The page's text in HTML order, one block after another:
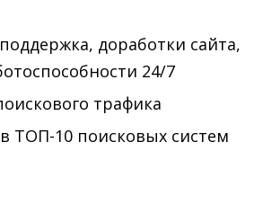
доработки сайта,
24/7
трафика
ТОП-10 поисковых систем